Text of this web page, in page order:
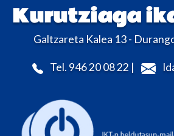
Kurutziaga
Galtzareta Kalea 13 -
Tel. 946 20 08 22 |